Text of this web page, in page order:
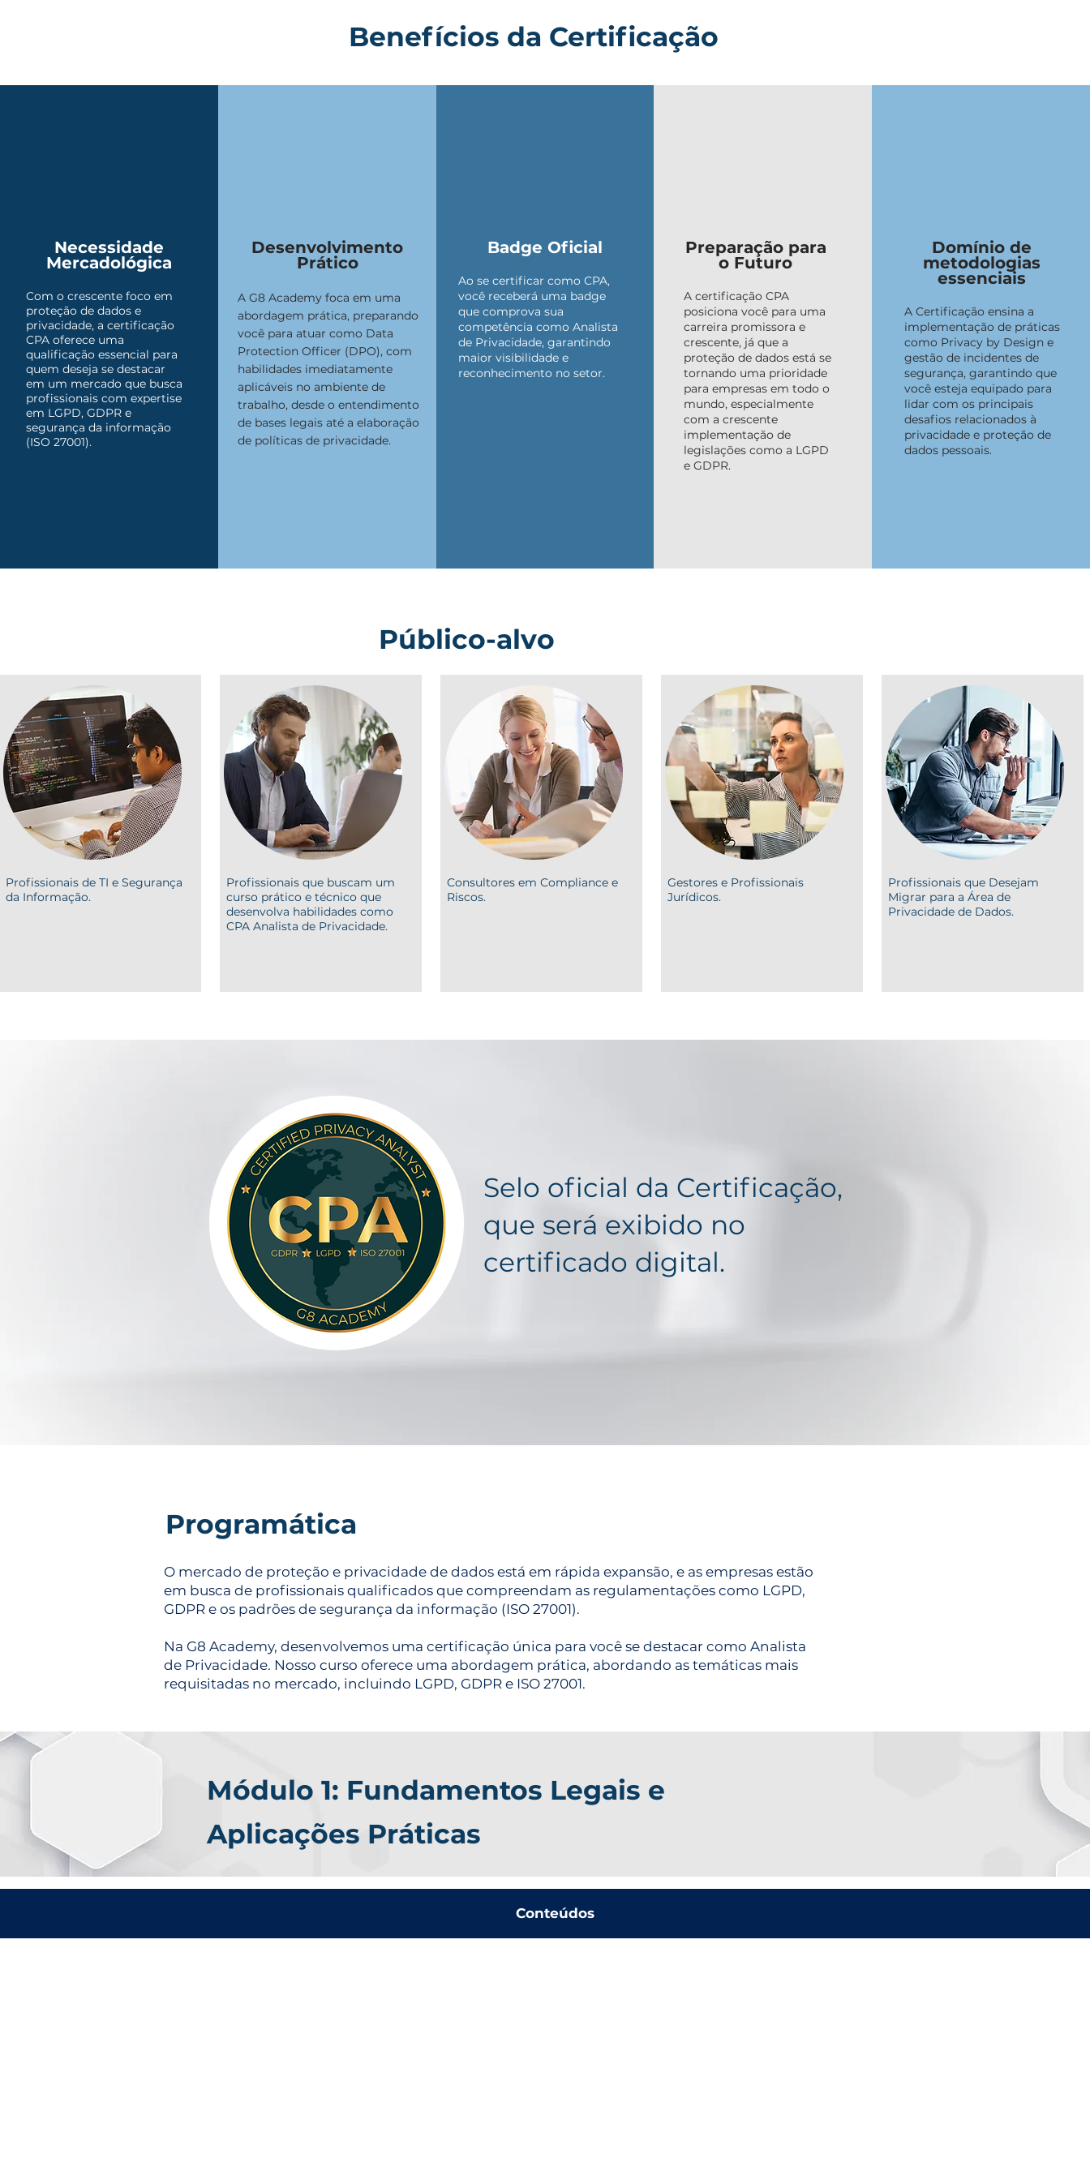
Benefícios da Certificação
Necessidade
Mercadológica
Com o crescente foco em
proteção de dados e
privacidade, a certificação
CPA oferece uma
qualificação essencial para
quem deseja se destacar
em um mercado que busca
profissionais com expertise
em LGPD, GDPR e
segurança da informação
(ISO 27001).
Desenvolvimento
Prático
A G8 Academy foca em uma
abordagem prática, preparando
você para atuar como Data
Protection Officer (DPO), com
habilidades imediatamente
aplicáveis no ambiente de
trabalho, desde o entendimento
de bases legais até a elaboração
de políticas de privacidade.
Badge Oficial
Ao se certificar como CPA,
você receberá uma badge
que comprova sua
competência como Analista
de Privacidade, garantindo
maior visibilidade e
reconhecimento no setor.
Preparação para
o Futuro
A certificação CPA
posiciona você para uma
carreira promissora e
crescente, já que a
proteção de dados está se
tornando uma prioridade
para empresas em todo o
mundo, especialmente
com a crescente
implementação de
legislações como a LGPD
e GDPR.
Domínio de
metodologias
essenciais
A Certificação ensina a
implementação de práticas
como Privacy by Design e
gestão de incidentes de
segurança, garantindo que
você esteja equipado para
lidar com os principais
desafios relacionados à
privacidade e proteção de
dados pessoais.
Público-alvo
Profissionais de TI e Segurança
da Informação.
Profissionais que buscam um
curso prático e técnico que
desenvolva habilidades como
CPA Analista de Privacidade.
Consultores em Compliance e
Riscos.
Gestores e Profissionais
Jurídicos.
Profissionais que Desejam
Migrar para a Área de
Privacidade de Dados.
​Selo oficial da Certificação,
que será exibido no
certificado digital.
Programática
O mercado de proteção e privacidade de dados está em rápida expansão, e as empresas estão
em busca de profissionais qualificados que compreendam as regulamentações como LGPD,
GDPR e os padrões de segurança da informação (ISO 27001).
Na G8 Academy, desenvolvemos uma certificação única para você se destacar como Analista
de Privacidade. Nosso curso oferece uma abordagem prática, abordando as temáticas mais
requisitadas no mercado, incluindo LGPD, GDPR e ISO 27001.
Módulo 1: Fundamentos Legais e
Aplicações Práticas
Conteúdos